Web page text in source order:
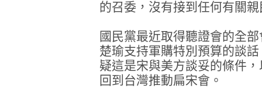
的召委，沒有接到任何有關
國民黨最近取得聽證會的全
楚瑜支持軍購特別預算的談
疑這是宋與美方談妥的條件
回到台灣推動扁宋會。